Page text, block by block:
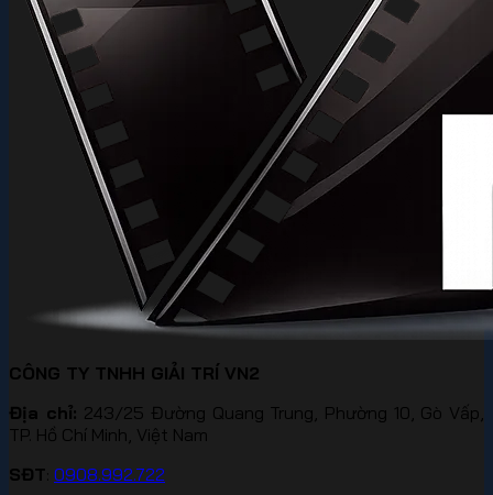
CÔNG TY TNHH GIẢI TRÍ VN2
Địa chỉ: 243/25 Đường Quang Trung, Phường 10, Gò Vấp,
TP. Hồ Chí Minh, Việt Nam
SĐT 0908.992.722